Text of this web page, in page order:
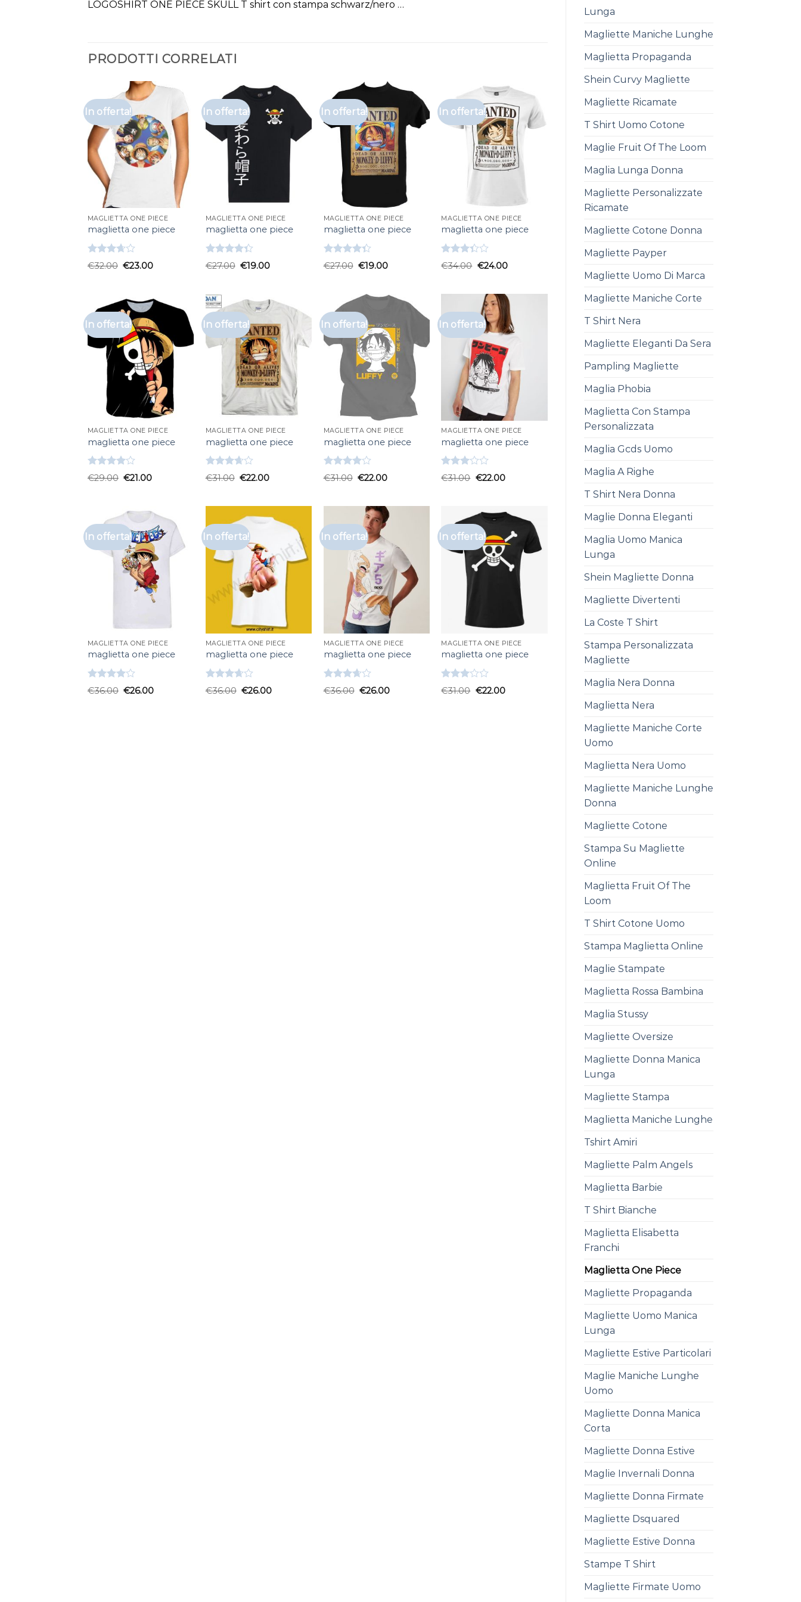
Lunga
Magliette Maniche Lunghe
Maglietta Propaganda
Shein Curvy Magliette
Magliette Ricamate
T Shirt Uomo Cotone
Maglie Fruit Of The Loom
Maglia Lunga Donna
Magliette Personalizzate
Ricamate
Magliette Cotone Donna
Magliette Payper
Magliette Uomo Di Marca
Magliette Maniche Corte
T Shirt Nera
Magliette Eleganti Da Sera
Pampling Magliette
Maglia Phobia
Maglietta Con Stampa
Personalizzata
Maglia Gcds Uomo
Maglia A Righe
T Shirt Nera Donna
Maglie Donna Eleganti
Maglia Uomo Manica
Lunga
Shein Magliette Donna
Magliette Divertenti
La Coste T Shirt
Stampa Personalizzata
Magliette
Maglia Nera Donna
Maglietta Nera
Magliette Maniche Corte
Uomo
Maglietta Nera Uomo
Magliette Maniche Lunghe
Donna
Magliette Cotone
Stampa Su Magliette
Online
Maglietta Fruit Of The
Loom
T Shirt Cotone Uomo
Stampa Maglietta Online
Maglie Stampate
Maglietta Rossa Bambina
Maglia Stussy
Magliette Oversize
Magliette Donna Manica
Lunga
Magliette Stampa
Maglietta Maniche Lunghe
Tshirt Amiri
Magliette Palm Angels
Maglietta Barbie
T Shirt Bianche
Maglietta Elisabetta
Franchi
Maglietta One Piece
Magliette Propaganda
Magliette Uomo Manica
Lunga
Magliette Estive Particolari
Maglie Maniche Lunghe
Uomo
Magliette Donna Manica
Corta
Magliette Donna Estive
Maglie Invernali Donna
Magliette Donna Firmate
Magliette Dsquared
Magliette Estive Donna
Stampe T Shirt
Magliette Firmate Uomo
LOGOSHIRT ONE PIECE SKULL T shirt con stampa schwarz/nero …
PRODOTTI CORRELATI
In offerta!
MAGLIETTA ONE PIECE
maglietta one piece
Valutato
3.67su
€32.00 €23.00
In offerta!
MAGLIETTA ONE PIECE
maglietta one piece
Valutato
4.33 su 5
€27.00 €19.00
In offerta!
MAGLIETTA ONE PIECE
maglietta one piece
Valutato
4.33 su 5
€27.00 €19.00
In offerta!
MAGLIETTA ONE PIECE
maglietta one piece
Valutato
3.33su
€34.00 €24.00
In offerta!
MAGLIETTA ONE PIECE
maglietta one piece
Valutato
4.00 su
€29.00 €21.00
In offerta!
MAGLIETTA ONE PIECE
maglietta one piece
Valutato
3.67su
€31.00 €22.00
In offerta!
MAGLIETTA ONE PIECE
maglietta one piece
Valutato
4.00su
€31.00 €22.00
In offerta!
MAGLIETTA ONE PIECE
maglietta one piece
Valutato
3.00
€31.00 €22.00
In offerta!
MAGLIETTA ONE PIECE
maglietta one piece
Valutato
4.00su
€36.00 €26.00
In offerta!
MAGLIETTA ONE PIECE
maglietta one piece
Valutato
3.67su
€36.00 €26.00
In offerta!
MAGLIETTA ONE PIECE
maglietta one piece
Valutato
3.67su
€36.00 €26.00
In offerta!
MAGLIETTA ONE PIECE
maglietta one piece
Valutato
3.00
€31.00 €22.00